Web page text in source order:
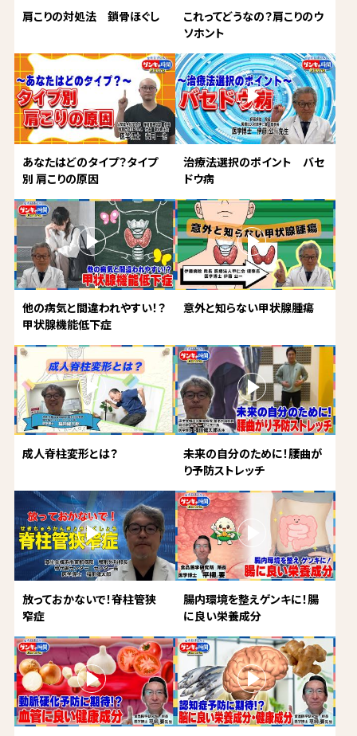
肩こりの対処法 鎖骨ほぐし
これってどうなの？肩こりのウ
ソホント
あなたはどのタイプ？タイプ
別 肩こりの原因
治療法選択のポイント バセ
ドウ病
他の病気と間違われやすい！？
甲状腺機能低下症
意外と知らない甲状腺腫瘍
成人脊柱変形とは？
未来の自分のために！腰曲が
り予防ストレッチ
放っておかないで！脊柱管狭
窄症
腸内環境を整えゲンキに！腸
に良い栄養成分